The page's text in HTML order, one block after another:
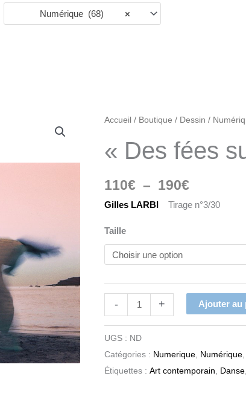
×
Numérique (68)
Accueil / Boutique / Dessin /
« Des fées
110€ – 190€
Plage
prix :
à
190€
Gilles LARBI Tirage n°3/30
Taille
-
quantité
"Des
sur
la
+ Ajouter au
UGS : ND
Catégories : Numerique Numérique
Étiquettes : Art contemporain Danse